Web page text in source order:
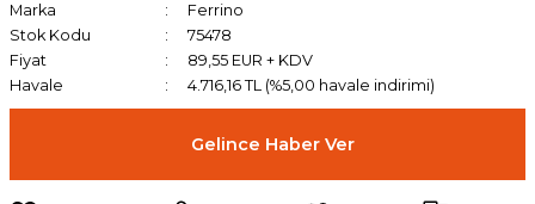
Marka
Ferrino
Stok Kodu
75478
Fiyat
89,55 EUR + KDV
Havale
4.716,16 TL (%5,00 havale indirimi)
Gelince Haber Ver